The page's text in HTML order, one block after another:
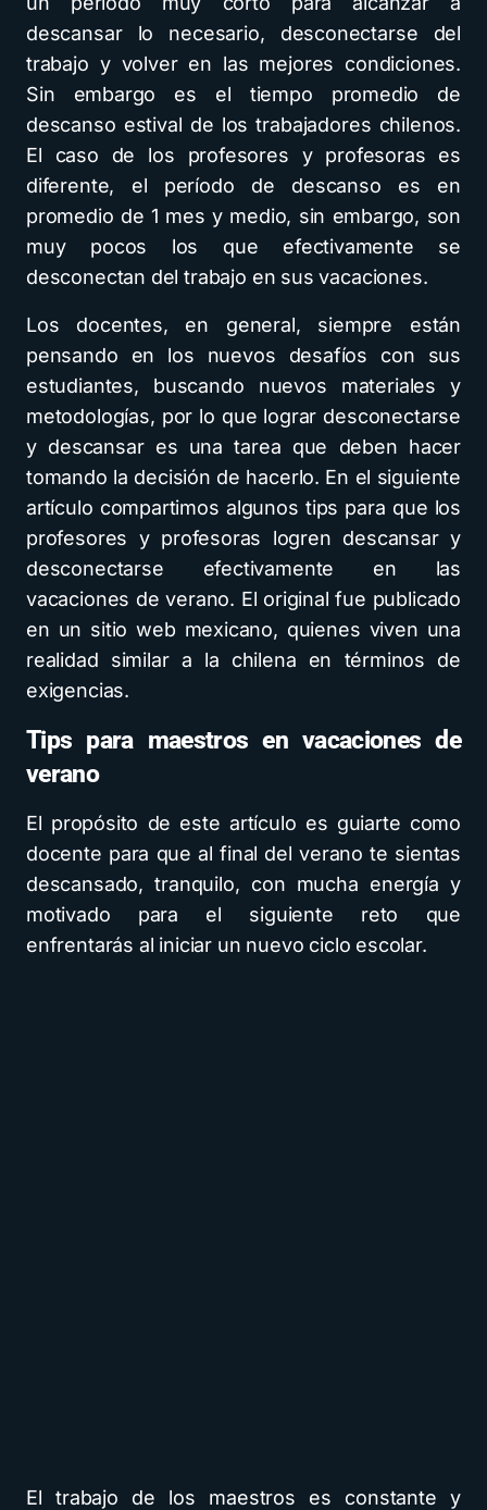
descansar lo necesario, desconectarse del
trabajo y volver en las mejores condiciones.
Sin embargo es el tiempo promedio de
descanso estival de los trabajadores chilenos.
El caso de los profesores y profesoras es
diferente, el período de descanso es en
promedio de 1 mes y medio, sin embargo, son
muy pocos los que efectivamente se
desconectan del trabajo en sus vacaciones.
Los docentes, en general, siempre están
pensando en los nuevos desafíos con sus
estudiantes, buscando nuevos materiales y
metodologías, por lo que lograr desconectarse
y descansar es una tarea que deben hacer
tomando la decisión de hacerlo. En el siguiente
artículo compartimos algunos tips para que los
profesores y profesoras logren descansar y
desconectarse efectivamente en las
vacaciones de verano. El original fue publicado
en un sitio web mexicano, quienes viven una
realidad similar a la chilena en términos de
exigencias.
Tips para maestros en vacaciones de
verano
El propósito de este artículo es guiarte como
docente para que al final del verano te sientas
descansado, tranquilo, con mucha energía y
motivado para el siguiente reto que
enfrentarás al iniciar un nuevo ciclo escolar.
El trabajo de los maestros es constante y